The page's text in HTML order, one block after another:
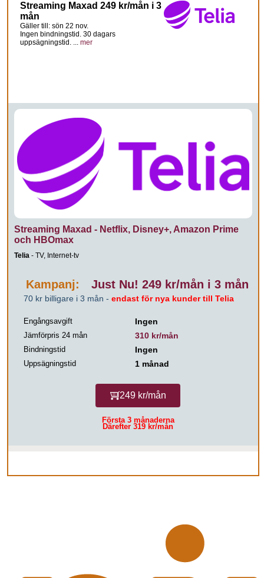
Streaming Maxad 249 kr/mån i 3
mån
Gäller till: sön 22 nov.
Ingen bindningstid. 30 dagars
uppsägningstid. ... mer
Streaming Maxad - Netflix, Disney+, Amazon Prime
och HBOmax
Telia - TV, Internet-tv
Kampanj: Just Nu! 249 kr/mån i 3 mån
70 kr billigare i 3 mån - endast för nya kunder till Telia
Engångsavgift Ingen
Jämförpris 24 mån 310 kr/mån
Bindningstid Ingen
Uppsägningstid 1 månad
249 kr/mån
Första 3 månaderna
Därefter 319 kr/mån